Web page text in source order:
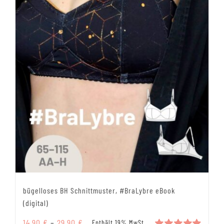
werden
bügelloses BH Schnittmuster, #BraLybre eBook
(digital)